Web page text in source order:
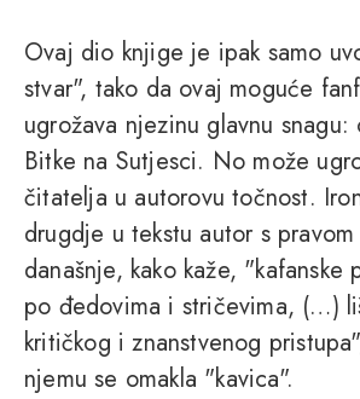
Ovaj dio knjige je ipak samo
stvar", tako da ovaj moguće
ugrožava njezinu glavnu snagu:
Bitke na Sutjesci. No može
čitatelja u autorovu točnost.
drugdje u tekstu autor s
današnje, kako kaže,
po đedovima i stričevima, (…)
kritičkog i znanstvenog
njemu se omakla "kavica".